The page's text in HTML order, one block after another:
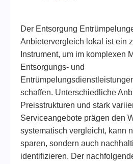
Der Entsorgung
Anbietervergleich lokal ist ein
Instrument, um im komplexen
Entsorgungs- und
schaffen. Unterschiedliche
Preisstrukturen und stark
Serviceangebote prägen den
systematisch vergleicht, kann
sparen, sondern auch
identifizieren. Der